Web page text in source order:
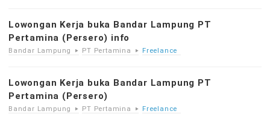
Lowongan Kerja buka Bandar Lampung PT
Pertamina (Persero) info
Bandar Lampung PT Pertamina Freelance
Lowongan Kerja buka Bandar Lampung PT
Pertamina (Persero)
Bandar Lampung PT Pertamina Freelance